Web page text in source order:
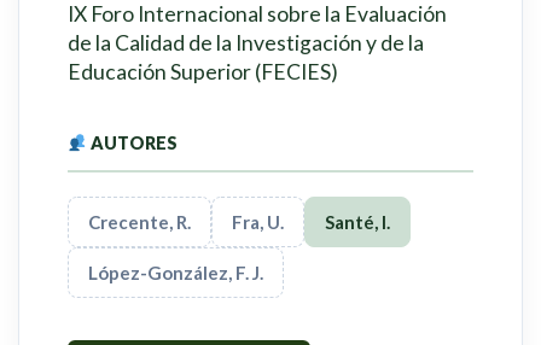
IX Foro Internacional sobre la Evaluación
de la Calidad de la Investigación y de la
Educación Superior (FECIES)
AUTORES
Crecente, R. Fra, U. Santé, I.
López-González, F. J.